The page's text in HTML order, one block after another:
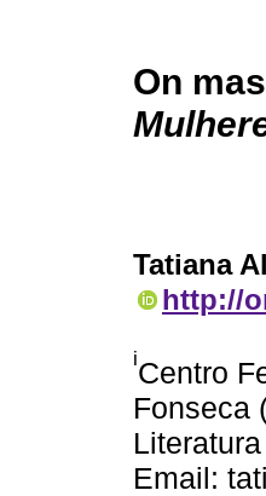
On
Tatiana
http://
iCentro
Fonseca
Email: